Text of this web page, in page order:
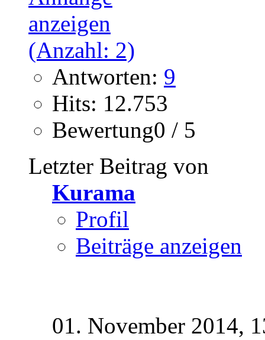
Antworten: 9
Hits: 12.753
Bewertung0 / 5
Letzter Beitrag von
Kurama
Profil
Beiträge anzeigen
01. November 2014,